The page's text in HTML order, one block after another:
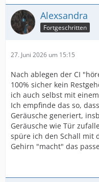
Alexsandra
Fortgeschritten
27. Juni 2026 um 15:15
Nach ablegen der CI
100% sicher kein
ich auch selbst mit
Ich empfinde das so,
Geräusche generiert,
Geräusche wie Tür
spüre ich den Schall mit
Gehirn "macht" das